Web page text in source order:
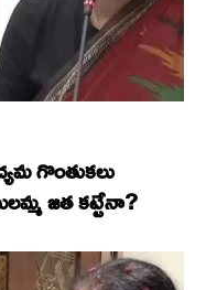
గొంతుకలు
జత కట్టేనా?